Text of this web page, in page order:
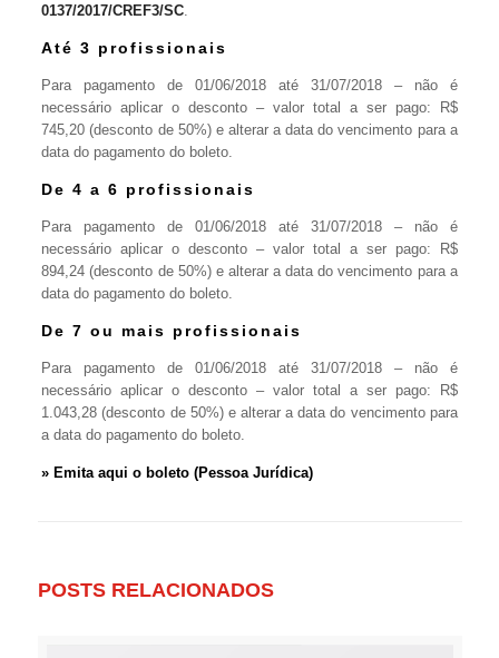
0137/2017/CREF3/SC
Até 3 profissionais
Para pagamento de 01/06/2018 até 31/07/2018 – não é
necessário aplicar o desconto – valor total a ser pago: R$
745,20 (desconto de 50%) e alterar a data do vencimento para a
data do pagamento do boleto.
De 4 a 6 profissionais
Para pagamento de 01/06/2018 até 31/07/2018 – não é
necessário aplicar o desconto – valor total a ser pago: R$
894,24 (desconto de 50%) e alterar a data do vencimento para a
data do pagamento do boleto.
De 7 ou mais profissionais
Para pagamento de 01/06/2018 até 31/07/2018 – não é
necessário aplicar o desconto – valor total a ser pago: R$
1.043,28 (desconto de 50%) e alterar a data do vencimento para
a data do pagamento do boleto.
» Emitaaquio boleto (Pessoa Jurídica)
POSTS RELACIONADOS